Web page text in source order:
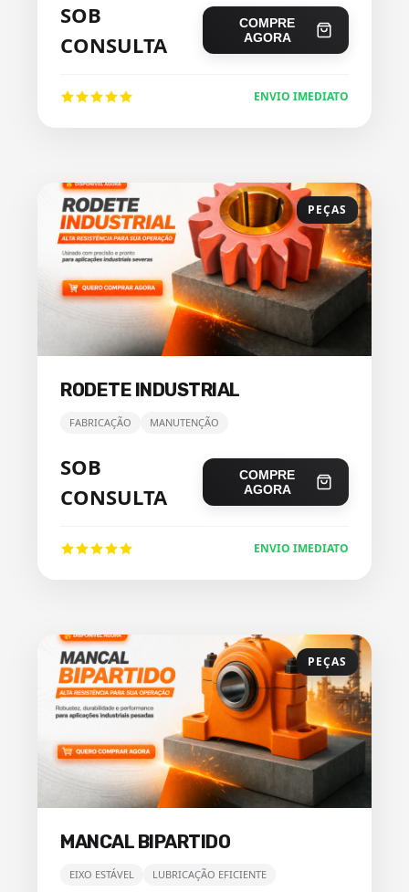
SOB
CONSULTA
COMPRE
AGORA
ENVIO IMEDIATO
PEÇAS
RODETE INDUSTRIAL
FABRICAÇÃO MANUTENÇÃO
SOB
CONSULTA
COMPRE
AGORA
ENVIO IMEDIATO
PEÇAS
MANCAL BIPARTIDO
EIXO ESTÁVEL LUBRICAÇÃO EFICIENTE